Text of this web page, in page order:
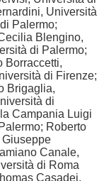
Università
Palermo;
Blengino,
di Palermo;
Borraccetti,
di Firenze;
Brigaglia,
di
Campania Luigi
Roberto
Canale,
di Roma
Casadei,